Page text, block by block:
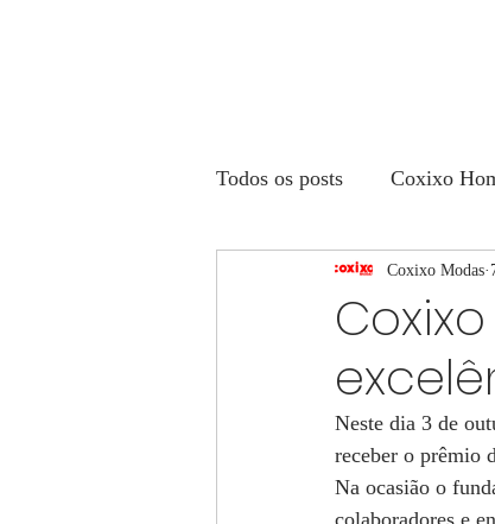
Todos os posts Coxixo
Vestidos de festa Coxixo
Coxixo Modas
Neste dia 3 de
receber o prêmio
Na ocasião o
colaboradores e